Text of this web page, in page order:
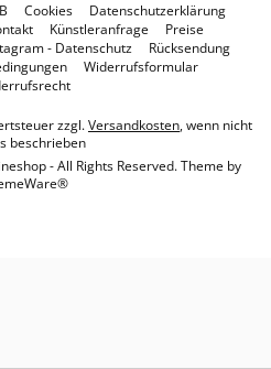
Cookies
Datenschutzerklärung
Künstleranfrage
Preise
- Datenschutz
Rücksendung
Widerrufsformular
zzgl.Versandkosten, wenn nicht
beschrieben
- All Rights Reserved. Theme by